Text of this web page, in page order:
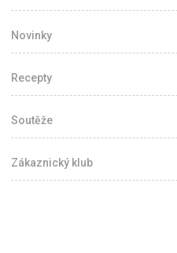
Novinky
Recepty
Soutěže
Zákaznický klub